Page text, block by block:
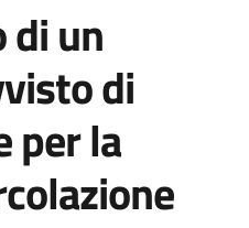
di un
di
per la